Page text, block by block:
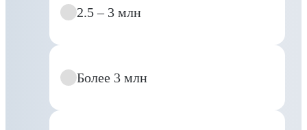
2.5 – 3 млн
Более 3 млн